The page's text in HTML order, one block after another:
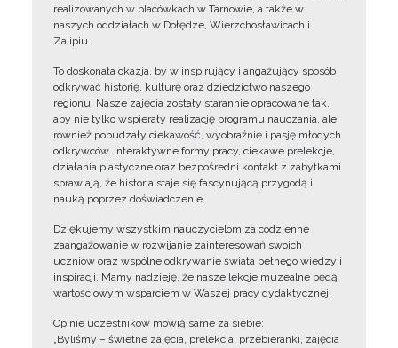
realizowanych w placówkach w Tarnowie, a także w
naszych oddziałach w Dołędze, Wierzchosławicach i
Zalipiu.
To doskonała okazja, by w inspirujący i angażujący sposób
odkrywać historię, kulturę oraz dziedzictwo naszego
regionu. Nasze zajęcia zostały starannie opracowane tak,
aby nie tylko wspierały realizację programu nauczania, ale
również pobudzały ciekawość, wyobraźnię i pasję młodych
odkrywców. Interaktywne formy pracy, ciekawe prelekcje,
działania plastyczne oraz bezpośredni kontakt z zabytkami
sprawiają, że historia staje się fascynującą przygodą i
nauką poprzez doświadczenie.
Dziękujemy wszystkim nauczycielom za codzienne
zaangażowanie w rozwijanie zainteresowań swoich
uczniów oraz wspólne odkrywanie świata pełnego wiedzy i
inspiracji. Mamy nadzieję, że nasze lekcje muzealne będą
wartościowym wsparciem w Waszej pracy dydaktycznej.
Opinie uczestników mówią same za siebie:
„Byliśmy – świetne zajęcia, prelekcja, przebieranki, zajęcia